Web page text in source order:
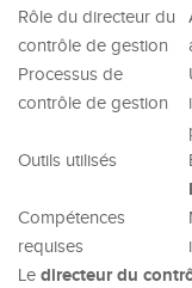
Rôle du directeur du
contrôle de gestion
Processus de
contrôle de gestion
Outils utilisés
Compétences
requises
Le directeur du